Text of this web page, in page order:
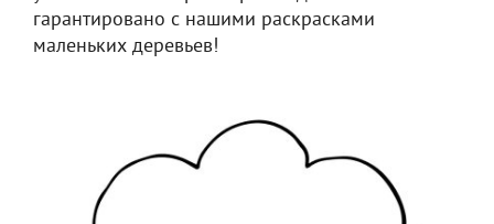
гарантировано с нашими раскрасками
маленьких деревьев!